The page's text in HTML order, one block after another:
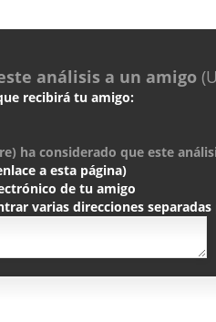
análisis a un amigo
recibirá tu amigo:
ha considerado que este
a esta página)
de tu amigo
varias direcciones